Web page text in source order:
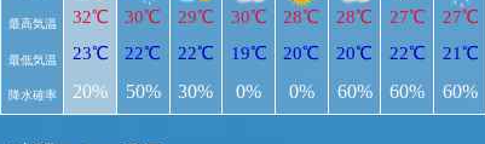
最高気温
最低気温
降水確率
32℃
23℃
20%
30℃
22℃
50%
29℃
22℃
30%
30℃
19℃
0%
28℃
20℃
0%
28℃
20℃
60%
27℃
22℃
60%
27℃
21℃
60%